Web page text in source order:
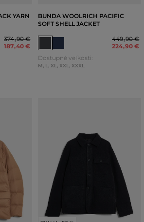
YARN
374,90 €
187,40 €
BUNDA WOOLRICH PACIFIC
SOFT SHELL JACKET
449,90 €
224,90 €
Dostupné veľkosti:
M, L, XL, XXL, XXXL